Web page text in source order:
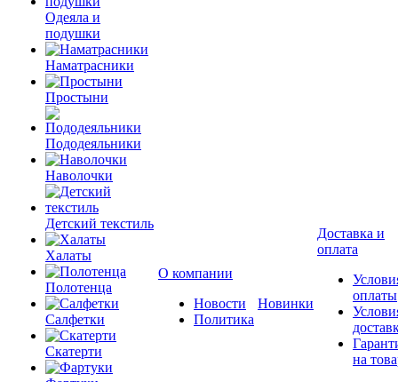
Одеяла и
подушки
Наматрасники
Простыни
Пододеяльники
Наволочки
Детский текстиль
Халаты
Полотенца
Салфетки
Скатерти
О компании
Новости
Политика
Новинки
Доставка и
оплата
оплаты
на